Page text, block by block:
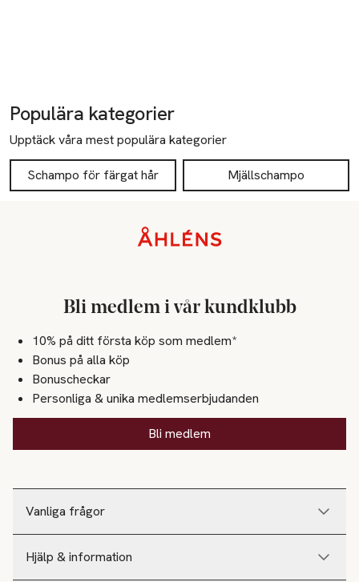
Populära kategorier
Upptäck våra mest populära kategorier
Schampo för färgat hår Mjällschampo
Vanliga frågor
Hjälp & information
Bli medlem i vår kundklubb
10% på ditt första köp som medlem*
Bonus på alla köp
Bonuscheckar
Personliga & unika medlemserbjudanden
Bli medlem